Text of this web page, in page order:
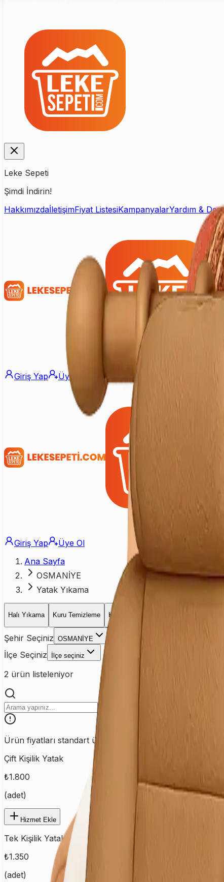
Leke Sepeti
Şimdi İndirin!
HakkımızdaİletişimFiyat ListesiKampanyalarYardım &
Giriş Yap Üye Ol
Giriş Yap
Üye Ol
Ana Sayfa
OSMANİYE
Yatak Yıkama
Halı Yıkama Kuru Temizleme Koltuk Yıkama
Şehir Seçiniz OSMANİYE
İlçe Seçiniz İlçe seçiniz
2 ürün listeleniyor
Ürün fiyatları standart ürünler için geçerlidir. Özel ve
Çift Kişilik Yatak
₺1.800
(adet)
Hizmet Ekle
Tek Kişilik Yatak
₺1.350
(adet)